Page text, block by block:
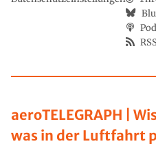
aeroTELEGRAPH |
was in der Luftfahrt